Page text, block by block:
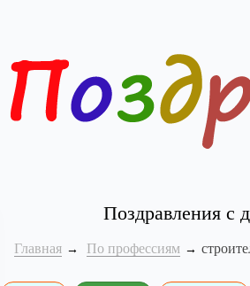
Поздравления с
Главная По профессиям